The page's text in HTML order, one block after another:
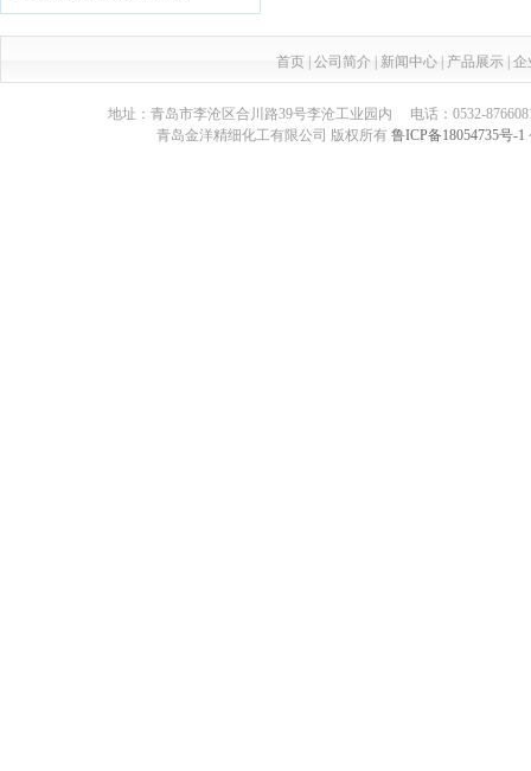
首页 公司简介 新闻中心 产品展示 企
地址：青岛市李沧区合川路39号李沧工业园内 电话：0532-
青岛金洋精细化工有限公司 版权所有 鲁ICP备18054735号-1